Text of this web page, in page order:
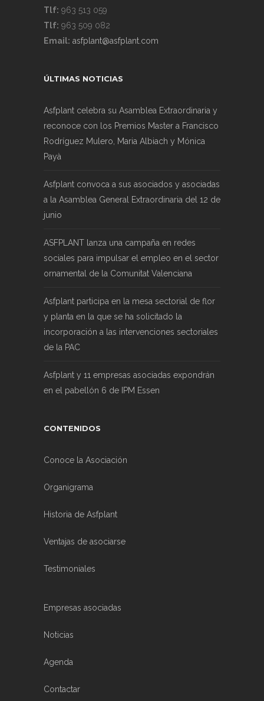
Tlf: 963 513 059
Tlf: 963 509 082
Email: asfplant@asfplant.com
ÚLTIMAS NOTICIAS
Asfplant celebra su Asamblea Extraordinaria y
reconoce con los Premios Master a Francisco
Rodríguez Mulero, Maria Albiach y Mónica
Payà
Asfplant convoca a sus asociados y asociadas
a la Asamblea General Extraordinaria del 12 de
junio
ASFPLANT lanza una campaña en redes
sociales para impulsar el empleo en el sector
ornamental de la Comunitat Valenciana
Asfplant participa en la mesa sectorial de flor
y planta en la que se ha solicitado la
incorporación a las intervenciones sectoriales
de la PAC
Asfplant y 11 empresas asociadas expondrán
en el pabellón 6 de IPM Essen
CONTENIDOS
Conoce la Asociación
Organigrama
Historia de Asfplant
Ventajas de asociarse
Testimoniales
Empresas asociadas
Noticias
Agenda
Contactar